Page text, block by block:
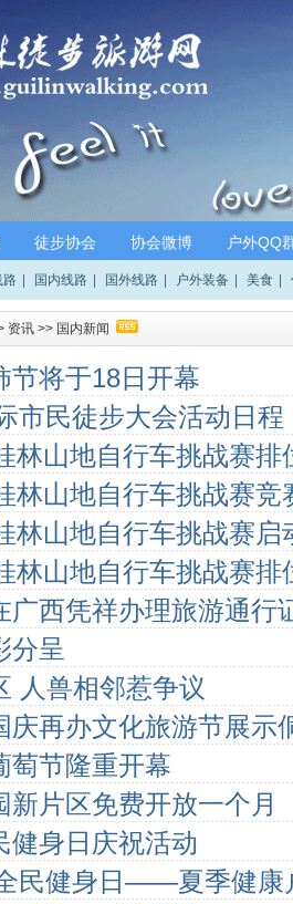
徒步协会 协会微博 户外QQ
路 国内线路 国外线路 户外装备 美食
资讯 >> 国内新闻
节将于18日开幕
市民徒步大会活动日程
林山地自行车挑战赛排
林山地自行车挑战赛竞
林山地自行车挑战赛启
林山地自行车挑战赛排
广西凭祥办理旅游通行
分呈
人兽相邻惹争议
庆再办文化旅游节展示
萄节隆重开幕
片区免费开放一个月
健身日庆祝活动
民健身日——夏季健康